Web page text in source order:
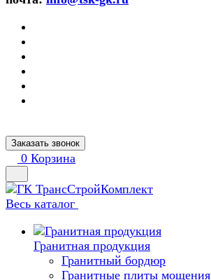
Заказать звонок
0 Корзина
Весь каталог
Гранитная продукция
Гранитный бордюр
Гранитные плиты мощения